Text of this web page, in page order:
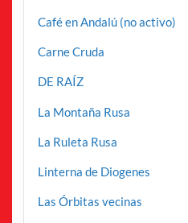
Café en Andalú (no activo)
Carne Cruda
DE RAÍZ
La Montaña Rusa
La Ruleta Rusa
Linterna de Diogenes
Las Órbitas vecinas